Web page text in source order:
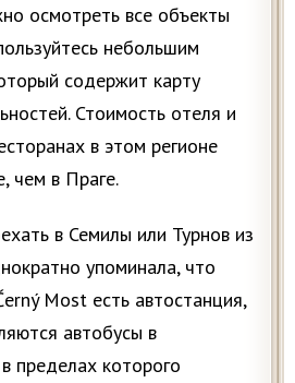
осмотреть все объекты
небольшим
содержит карту
Стоимость отеля и
в этом регионе
чем в Праге.
в Семилы или Турнов из
упоминала, что
Most есть автостанция,
автобусы в
пределах которого